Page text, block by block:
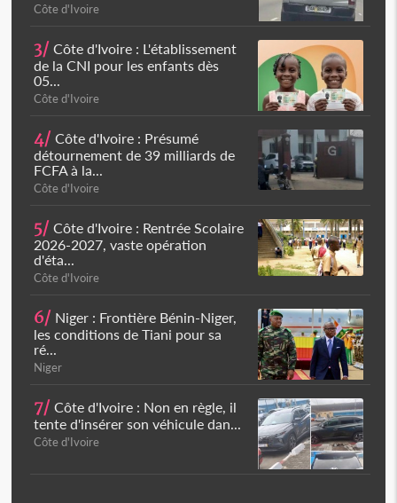
Côte d'Ivoire
3/ Côte d'Ivoire : L'établissement
de la CNI pour les enfants dès
05...
Côte d'Ivoire
4/ Côte d'Ivoire : Présumé
détournement de 39 milliards de
FCFA à la...
Côte d'Ivoire
5/ Côte d'Ivoire : Rentrée Scolaire
2026-2027, vaste opération
d'éta...
Côte d'Ivoire
6/ Niger : Frontière Bénin-Niger,
les conditions de Tiani pour sa
ré...
Niger
7/ Côte d'Ivoire : Non en règle, il
tente d'insérer son véhicule dan...
Côte d'Ivoire